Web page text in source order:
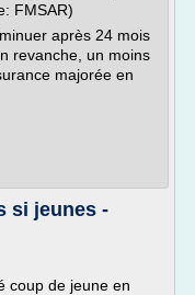
FMSAR)
après 24 mois
revanche, un moins
majorée en
si jeunes -
coup de jeune en